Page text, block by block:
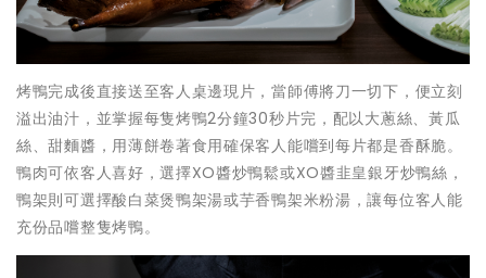
烤鴨完成後直接送至客人桌邊現片，當師傅將刀一切下，便立刻
溢出油汁，並掌握每隻烤鴨2分鐘30秒片完，配以大蔥絲、黃瓜
絲、甜麵醬，用薄餅卷著食用確保客人能嚐到每片都是香酥脆。
鴨肉可依客人喜好，選擇XO醬炒鴨鬆或XO醬韭皇銀牙炒鴨絲，
鴨架則可選擇酸白菜煲鴨架湯或芋香鴨架米粉湯，讓每位客人能
充份品嚐整隻烤鴨。